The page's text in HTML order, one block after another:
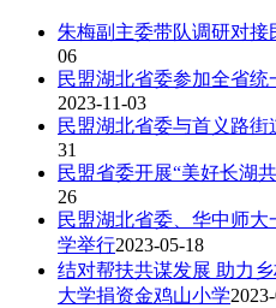
朱梅副主委带队调研对接
06
民盟湖北省委参加全省统
2023-11-03
民盟湖北省委与首义路
31
民盟省委开展“美好长湖
26
民盟湖北省委、华中师大
学举行2023-05-18
结对帮扶共谋发展 助力
大学捐资金鸡山小学